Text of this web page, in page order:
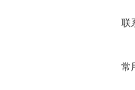
联
常